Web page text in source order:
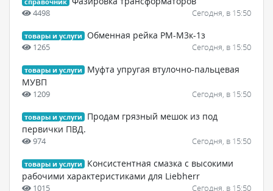
4498 Сегодня, в 15:50
товары и услуги Обменная рейка РМ-М3к-1з
1265 Сегодня, в 15:50
товары и услуги
Муфта упругая втулочно-пальцевая
МУВП
1209 Сегодня, в 15:50
товары и услуги
Продам грязный мешок из под
первички ПВД.
974 Сегодня, в 15:50
товары и услуги
Консистентная смазка с высокими
рабочими характеристиками для Liebherr
1015 Сегодня, в 15:50